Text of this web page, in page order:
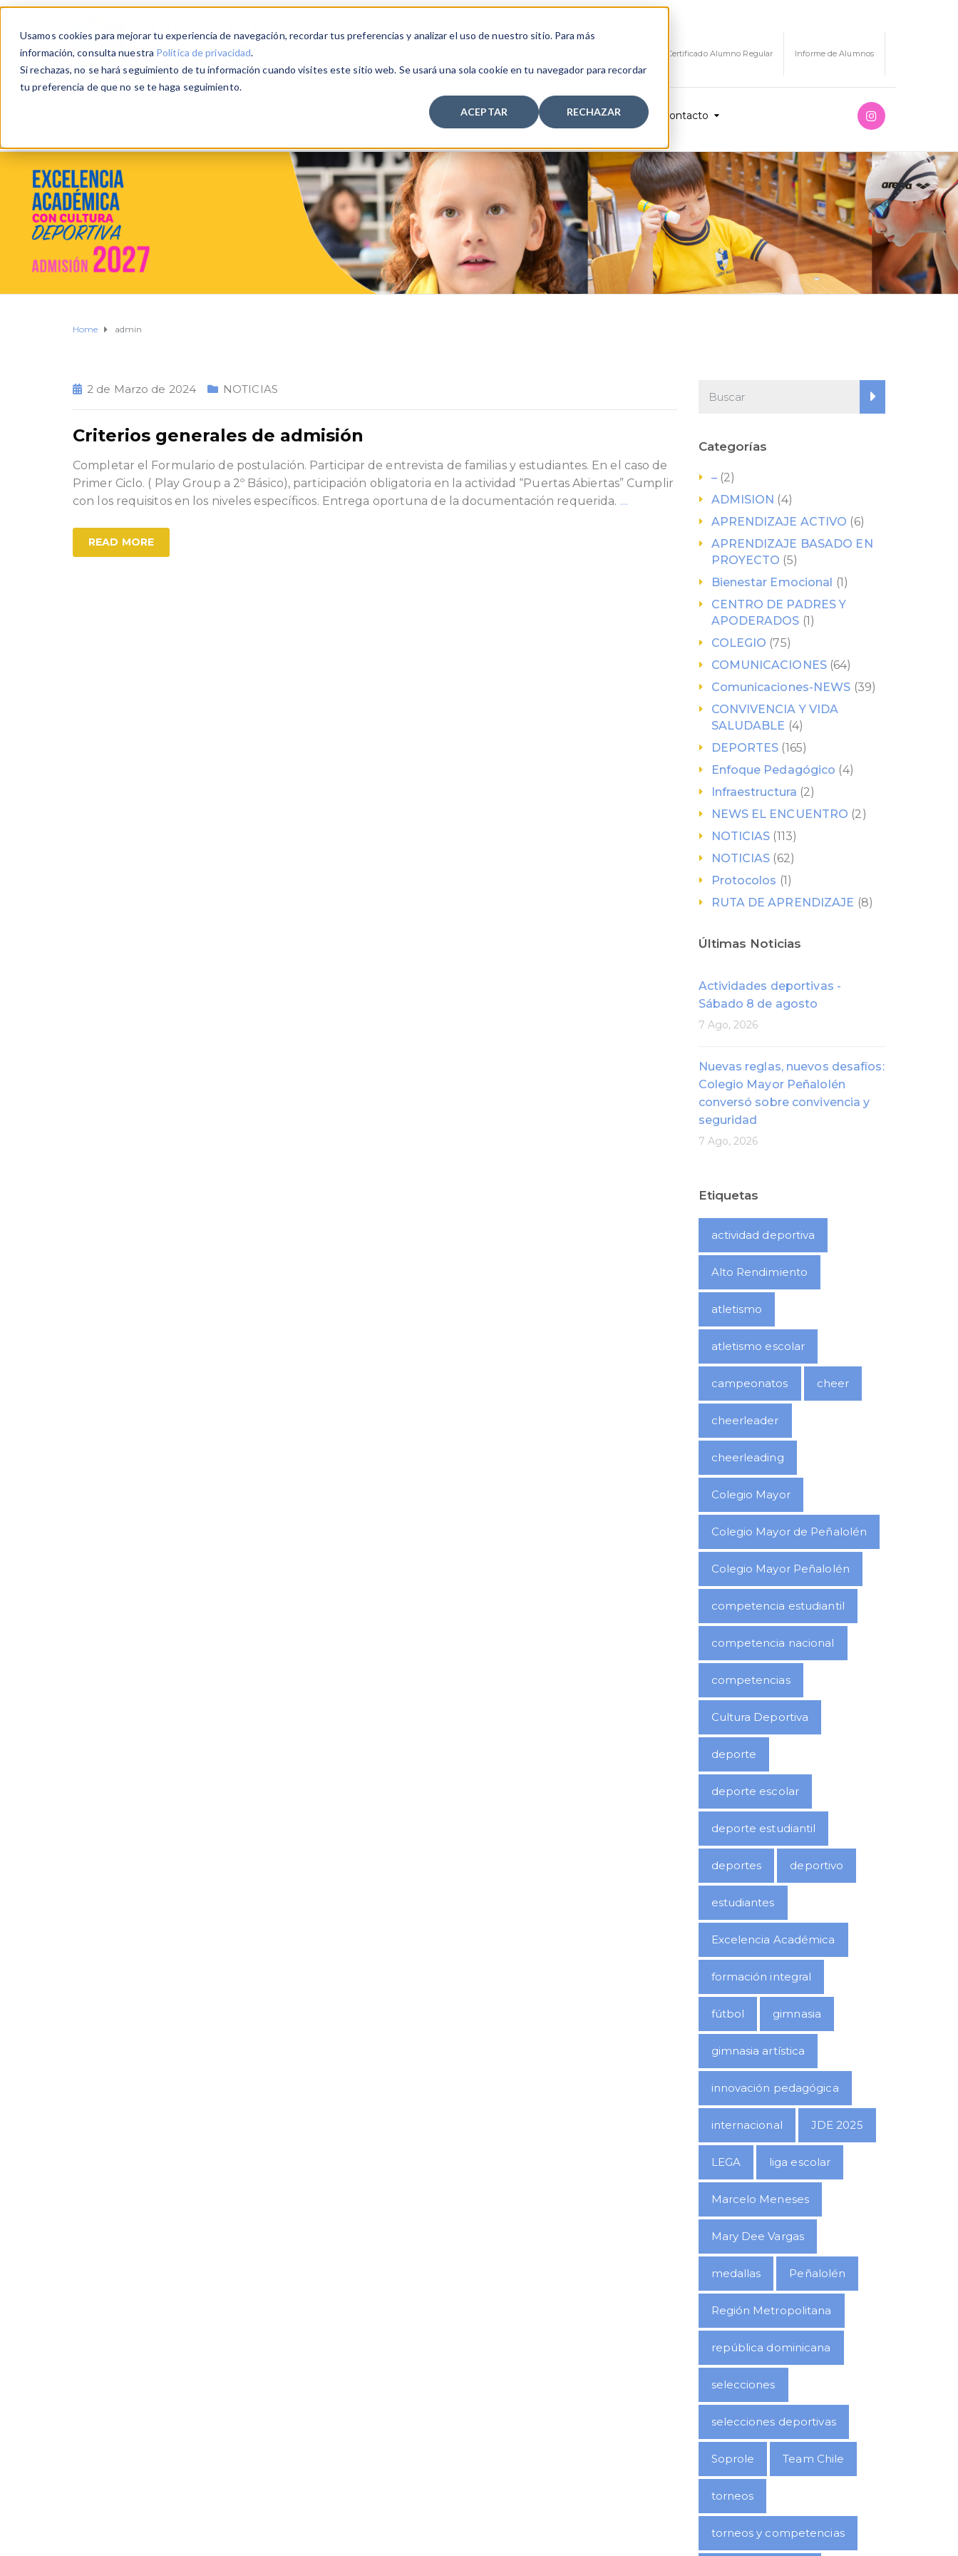
Usamos cookies para mejorar tu experiencia de navegación, recordar tus preferencias y analizar el uso de nuestro sitio. Para más
información, consulta nuestra Política de privacidad.
Si rechazas, no se hará seguimiento de tu información cuando visites este sitio web. Se usará una sola cookie en tu navegador para recordar
tu preferencia de que no se te haga seguimiento.
ACEPTAR RECHAZAR
Certificado Alumno Regular Informe de Alumnos
Reglamento Interno Apoderados Admisión Contacto
Home admin
2 de Marzo de 2024 NOTICIAS
Criterios generales de admisión
Completar el Formulario de postulación. Participar de entrevista de familias y estudiantes. En el caso de
Primer Ciclo. ( Play Group a 2º Básico), participación obligatoria en la actividad “Puertas Abiertas” Cumplir
con los requisitos en los niveles específicos. Entrega oportuna de la documentación requerida. …
READ MORE
Categorías
–(2)
ADMISION (4)
APRENDIZAJE ACTIVO (6)
APRENDIZAJE BASADO EN
PROYECTO (5)
Bienestar Emocional (1)
CENTRO DE PADRES Y
APODERADOS (1)
COLEGIO (75)
COMUNICACIONES(64)
Comunicaciones-NEWS (39)
CONVIVENCIA Y VIDA
SALUDABLE (4)
DEPORTES (165)
Enfoque Pedagógico (4)
Infraestructura (2)
NEWS EL ENCUENTRO (2)
NOTICIAS (113)
NOTICIAS (62)
Protocolos (1)
RUTA DE APRENDIZAJE (8)
Últimas Noticias
Actividades deportivas -
Sábado 8 de agosto
7 Ago, 2026
Nuevas reglas, nuevos desafíos:
Colegio Mayor Peñalolén
conversó sobre convivencia y
seguridad
7 Ago, 2026
Etiquetas
actividad deportiva
Alto Rendimiento
atletismo
atletismo escolar
campeonatos cheer
cheerleader
cheerleading
Colegio Mayor
Colegio Mayor de Peñalolén
Colegio Mayor Peñalolén
competencia estudiantil
competencia nacional
competencias
Cultura Deportiva
deporte
deporte escolar
deporte estudiantil
deportes deportivo
estudiantes
Excelencia Académica
formación integral
fútbol gimnasia
gimnasia artística
innovación pedagógica
internacional JDE 2025
LEGA liga escolar
Marcelo Meneses
Mary Dee Vargas
medallas Peñalolén
Región Metropolitana
república dominicana
selecciones
selecciones deportivas
Soprole Team Chile
torneos
torneos y competencias